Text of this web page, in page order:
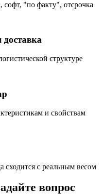
"по факту", отсрочка
структуре
и свойствам
сходится с реальным весом
вопрос